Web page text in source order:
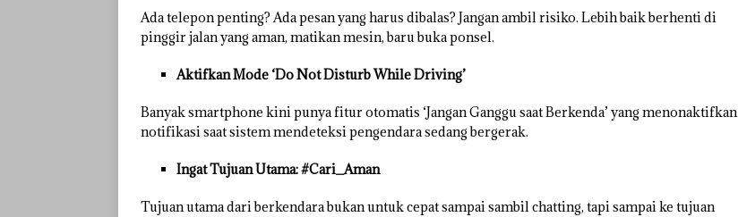
Ada telepon penting? Ada pesan yang harus dibalas? Jangan ambil risiko. Lebih baik berhenti di
pinggir jalan yang aman, matikan mesin, baru buka ponsel.
Aktifkan Mode ‘Do Not Disturb While Driving’
Banyak smartphone kini punya fitur otomatis ‘Jangan Ganggu saat Berkenda’ yang menonaktifkan
notifikasi saat sistem mendeteksi pengendara sedang bergerak.
Ingat Tujuan Utama: #Cari_Aman
Tujuan utama dari berkendara bukan untuk cepat sampai sambil chatting, tapi sampai ke tujuan